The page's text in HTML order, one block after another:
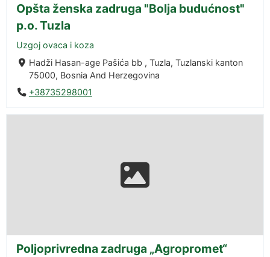
Opšta ženska zadruga "Bolja budućnost"
p.o. Tuzla
Uzgoj ovaca i koza
Hadži Hasan-age Pašića bb , Tuzla, Tuzlanski kanton
75000, Bosnia And Herzegovina
+38735298001
Poljoprivredna zadruga „Agropromet“